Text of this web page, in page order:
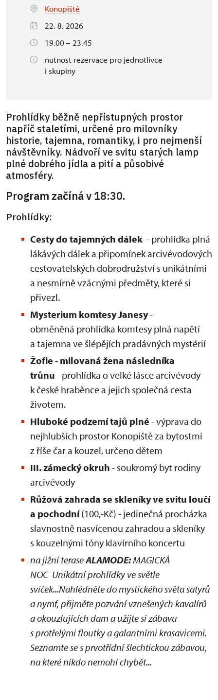
Konopiště
22. 8. 2026
19.00 – 23.45
nutnost rezervace pro jednotlivce
i skupiny
Prohlídky běžně nepřístupných prostor
napříč staletími, určené pro milovníky
historie, tajemna, romantiky, i pro nejmenší
návštěvníky. Nádvoří ve svitu starých lamp
plné dobrého jídla a pití a působivé
atmosféry.
Program začíná v 18:30.
Prohlídky:
Cesty do tajemných dálek - prohlídka plná
lákávých dálek a připomínek arcivévodových
cestovatelských dobrodružství s unikátními
a nesmírně vzácnými předměty, které si
přivezl.
Mysterium komtesy Janesy-
obměněná prohlídka komtesy plná napětí
a tajemna ve šlépějích pradávných mystérií
Žofie - milovaná žena následníka
trůnu - prohlídka o velké lásce arcivévody
k české hraběnce a jejich společná cesta
životem.
Hluboké podzemí tajů plné - výprava do
nejhlubších prostor Konopiště za bytostmi
z říše čar a kouzel, určeno dětem
III. zámecký okruh - soukromý byt rodiny
arcivévody
Růžová zahrada se skleníky ve svitu loučí
a pochodní(100,-Kč) - jedinečná procházka
slavnostně nasvícenou zahradou a skleníky
s kouzelnými tóny klavírního koncertu
na jižní teraseALAMODE:MAGICKÁ
NOC Unikátní prohlídky ve světle
svíček...Nahlédněte do mystického světa satyrů
a nymf, přijměte pozvání vznešených kavalírů
a okouzlujících dam a užijte si zábavu
s protřelými floutky a galantními krasavicemi.
Seznamte se s prvotřídní šlechtickou zábavou,
na které nikdo nemohl chybět...